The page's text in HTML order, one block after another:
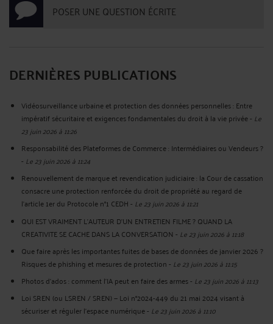
POSER UNE QUESTION ÉCRITE
DERNIÈRES PUBLICATIONS
Vidéosurveillance urbaine et protection des données personnelles : Entre
impératif sécuritaire et exigences fondamentales du droit à la vie privée- Le
23 juin 2026 à 11:26
Responsabilité des Plateformes de Commerce : Intermédiaires ou Vendeurs ?
- Le 23 juin 2026 à 11:24
Renouvellement de marque et revendication judiciaire : la Cour de cassation
consacre une protection renforcée du droit de propriété au regard de
l’article 1er du Protocole n°1 CEDH- Le 23 juin 2026 à 11:21
QUI EST VRAIMENT L’AUTEUR D’UN ENTRETIEN FILME ? QUAND LA
CREATIVITE SE CACHE DANS LA CONVERSATION - Le 23 juin 2026 à 11:18
Que faire après les importantes fuites de bases de données de janvier 2026 ?
Risques de phishing et mesures de protection- Le 23 juin 2026 à 11:15
Photos d’ados : comment l’IA peut en faire des armes- Le 23 juin 2026 à 11:13
Loi SREN (ou LSREN / SREN) — Loi n°2024-449 du 21 mai 2024 visant à
sécuriser et réguler l’espace numérique- Le 23 juin 2026 à 11:10